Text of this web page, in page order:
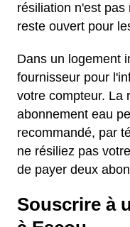
résiliation n'est
reste ouvert pour
Dans un logement
fournisseur pour
votre compteur. La
abonnement eau
recommandé, par
ne résiliez pas
de payer deux
Souscrire à